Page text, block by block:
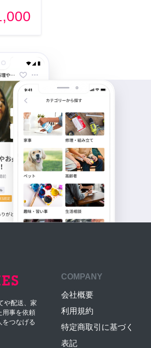
や配送、家
用事を依頼
をつなげる
COMPANY
会社概要
利用規約
特定商取引に基づく
表記